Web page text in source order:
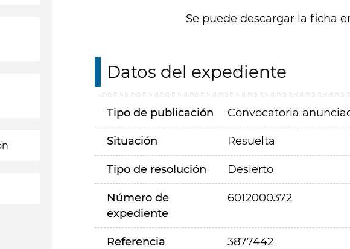
Se puede descargar la ficha
Datos del expediente
Tipo de publicación Convocatoria
Situación Resuelta
Tipo de resolución Desierto
Número de
expediente
6012000372
Referencia 3877442